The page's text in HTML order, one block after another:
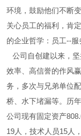
环境，鼓励他们不断
关心员工的福利，肯
的企业哲学：员工--服
公司自创建以来，
效率、高信誉的作风
务，多次与兄弟单位
桥、水下堵漏等。历
公司现有固定资产
19人，技术人员15人